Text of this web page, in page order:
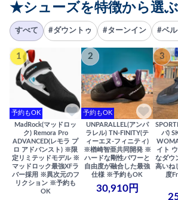
★シューズを特徴から選ぶ
すべて #ダウントゥ #ターンイン #ベル
1
予約もOK
MadRock(マッドロッ
ク) Remora Pro
ADVANCED(レモラ プ
ロ アドバンスト) ※限
定リミテッドモデル ※
マッドロック最強XFラ
バー採用 ※異次元のフ
リクション ※予約も
OK
2
予約もOK
UNPARALLEL(アンパ
ラレル) TN-FINITY(テ
ィーエヌ-フィニティ)
※楢崎智亜共同開発 ※
ハードな剛性パワーと
自由度が融合した最強
仕様 ※予約もOK
30,910円
3
バ)
イト
なダウ
高いね
度